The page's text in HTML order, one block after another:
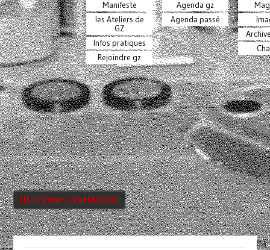
Manifeste
les Ateliers de
GZ
Infos pratiques
Rejoindre gz
Agenda gz
Agenda passé
Nous Soutenir Via HelloAsso